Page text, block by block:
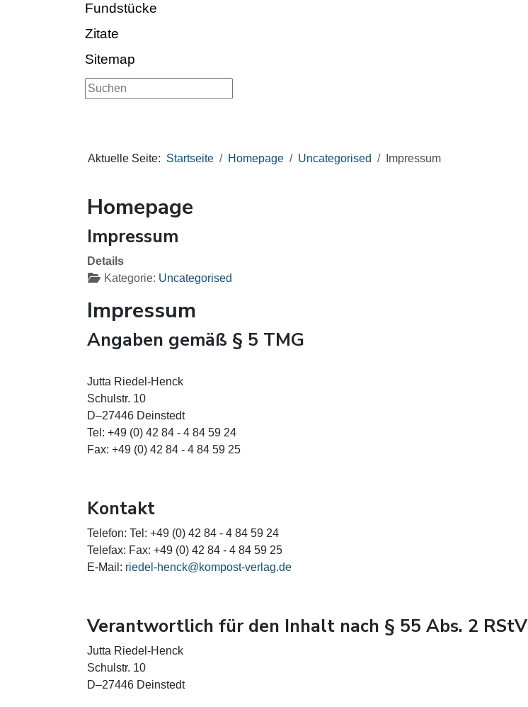
Fundstücke
Zitate
Sitemap
Suchen
Aktuelle Seite: Startseite Homepage Uncategorised Impressum
Homepage
Impressum
Details
Kategorie: Uncategorised
Impressum
Angaben gemäß § 5 TMG
Jutta Riedel-Henck
Schulstr. 10
D–27446 Deinstedt
Tel: +49 (0) 42 84 - 4 84 59 24
Fax: +49 (0) 42 84 - 4 84 59 25
Kontakt
Telefon: Tel: +49 (0) 42 84 - 4 84 59 24
Telefax: Fax: +49 (0) 42 84 - 4 84 59 25
E-Mail: riedel-henck@kompost-verlag.de
Verantwortlich für den Inhalt nach § 55 Abs. 2 RStV
Jutta Riedel-Henck
Schulstr. 10
D–27446 Deinstedt